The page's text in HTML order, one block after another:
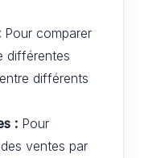
Pour comparer
différentes
différents
: Pour
ventes par